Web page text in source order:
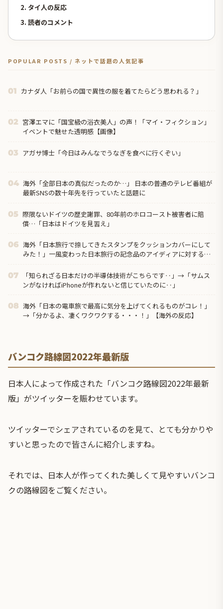
2. タイ人の反応
3. 読者のコメント
POPULAR POSTS / ネットで話題の人気記事
01 カナダ人「お前らの国で異性の服を着てたらどう思われる？」
02 宮澤エマに「国宝級の浴衣美人」の声！「マイ・フィクション」
イベントで魅せた透明感【画像】
03 アガサ博士「今日はみんなでうなぎを食べに行くぞい」
04 海外「全部日本の真似だったのか…」 日本の普通のテレビ番組が
最新SNSの数十年先を行っていたと話題に
05 際限ないドイツの歴史謝罪、80年前のホロコースト被害者に賠
償…「日本はドイツを見習え」
06 海外「日本旅行で捺してきたスタンプをクッションカバーにして
みた！」一風変わった日本旅行の記念品のアイディアに対する海
07
「知られざる日本だけの半導体技術がこちらです‥」→「サムス
ンがなければiPhoneが作れないと信じていたのに‥」
08 海外「日本の電車旅で最高に気分を上げてくれるものがコレ！」
→「分かるよ、凄くワクワクする・・・！」【海外の反応】
バンコク路線図2022年最新版
日本人によって作成された「バンコク路線図2022年最新
版」がツイッターを賑わせています。
ツイッターでシェアされているのを見て、とても分かりや
すいと思ったので皆さんに紹介しますね。
それでは、日本人が作ってくれた美しくて見やすいバンコ
クの路線図をご覧ください。